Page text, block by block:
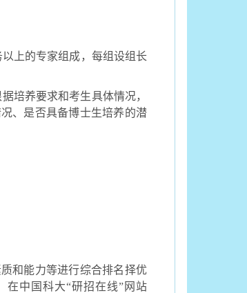
上的专家组成，每组设组长
培养要求和考生具体情况，
、是否具备博士生培养的潜
和能力等进行综合排名择优
在中国科大“研招在线”网站